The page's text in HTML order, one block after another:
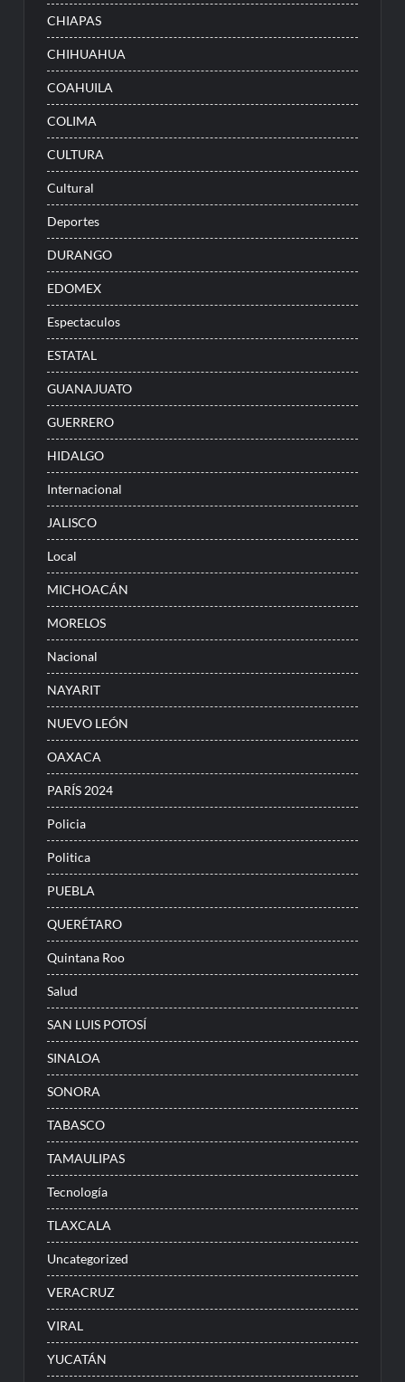
CHIAPAS
CHIHUAHUA
COAHUILA
COLIMA
CULTURA
Cultural
Deportes
DURANGO
EDOMEX
Espectaculos
ESTATAL
GUANAJUATO
GUERRERO
HIDALGO
Internacional
JALISCO
Local
MICHOACÁN
MORELOS
Nacional
NAYARIT
NUEVO LEÓN
OAXACA
PARÍS 2024
Policia
Politica
PUEBLA
QUERÉTARO
Quintana Roo
Salud
SAN LUIS POTOSÍ
SINALOA
SONORA
TABASCO
TAMAULIPAS
Tecnología
TLAXCALA
Uncategorized
VERACRUZ
VIRAL
YUCATÁN